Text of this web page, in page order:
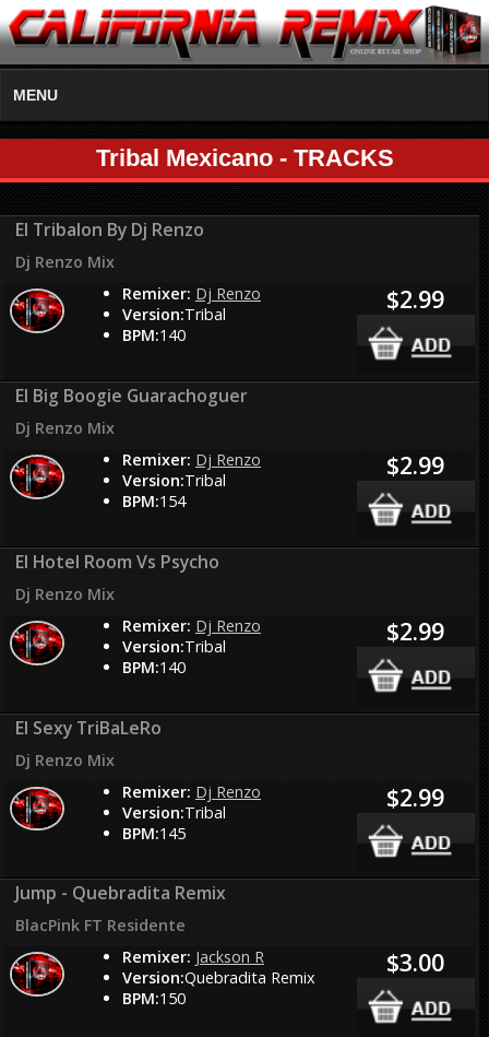
MENU
Tribal Mexicano - TRACKS
El Tribalon By Dj Renzo
Dj Renzo Mix
Remixer: Dj Renzo
Version:Tribal
BPM:140
$2.99
El Big Boogie Guarachoguer
Dj Renzo Mix
Remixer: Dj Renzo
Version:Tribal
BPM:154
$2.99
El Hotel Room Vs Psycho
Dj Renzo Mix
Remixer: Dj Renzo
Version:Tribal
BPM:140
$2.99
El Sexy TriBaLeRo
Dj Renzo Mix
Remixer: Dj Renzo
Version:Tribal
BPM:145
$2.99
Jump - Quebradita Remix
BlacPink FT Residente
Remixer: Jackson R
Version:Quebradita Remix
BPM:150
$3.00